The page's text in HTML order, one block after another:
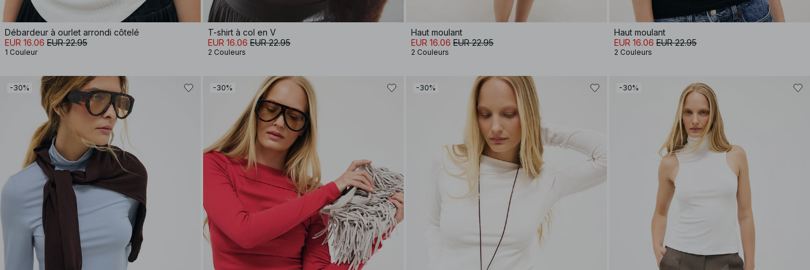
Débardeur à ourlet arrondi côtelé
EUR 16.06 EUR 22.95
1 Couleur
T-shirt à col en V
EUR 16.06 EUR 22.95
2 Couleurs
Haut moulant
EUR 16.06 EUR 22.95
2 Couleurs
Haut moulant
EUR 16.06 EUR 22.95
2 Couleurs
-30% -30% -30% -30%